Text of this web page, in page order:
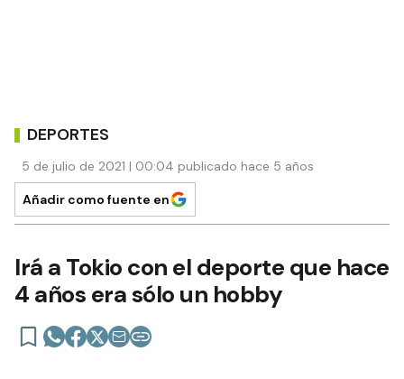
DEPORTES
5 de julio de 2021 | 00:04 publicado hace 5 años
Añadir como fuente en
Irá a Tokio con el deporte que hace
4 años era sólo un hobby